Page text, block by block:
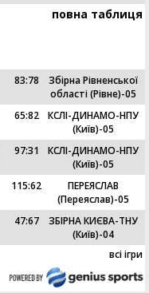
повна таблиця
83:78
Збірна Рівненської
області (Рівне)-05
65:82
КСЛІ-ДИНАМО-НПУ
(Київ)-05
97:31
КСЛІ-ДИНАМО-НПУ
(Київ)-05
115:62
ПЕРЕЯСЛАВ
(Переяслав)-05
47:67
ЗБІРНА КИЄВА-ТНУ
(Київ)-04
всі ігри